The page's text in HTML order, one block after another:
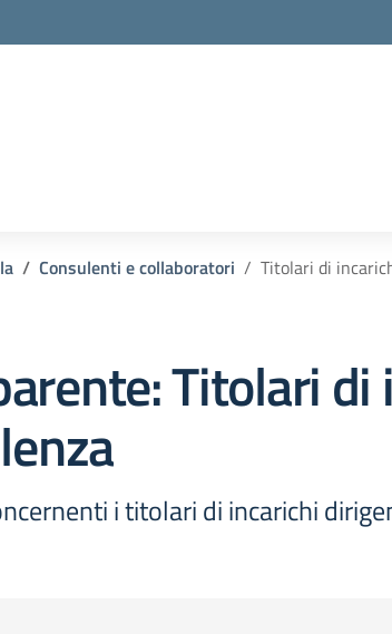
Consulenti e collaboratori Titolari di
Titolari di
i titolari di incarichi